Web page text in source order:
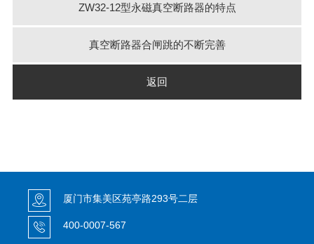
ZW32-12型永磁真空断路器的特点
真空断路器合闸跳的不断完善
返回
厦门市集美区苑亭路293号二层
400-0007-567